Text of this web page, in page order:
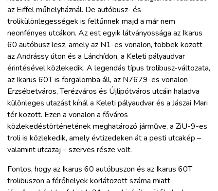
az Eiffel műhelyháznál. De autóbusz- és
trolikülönlegességek is feltűnnek majd a már nem
neonfényes utcákon. Az est egyik látványossága az Ikarus
60 autóbusz lesz, amely az N1-es vonalon, többek között
az Andrássy úton és a Lánchídon, a Keleti pályaudvar
érintésével közlekedik. A legendás típus trolibusz-változata,
az Ikarus 60T is forgalomba áll, az N7679-es vonalon
Erzsébetváros, Terézváros és Újlipótváros utcáin haladva
különleges utazást kínál a Keleti pályaudvar és a Jászai Mari
tér között. Ezen a vonalon a főváros
közlekedéstörténetének meghatározó járműve, a ZiU-9-es
troli is közlekedik, amely évtizedeken át a pesti utcakép –
valamint utcazaj – szerves része volt.
Fontos, hogy az Ikarus 60 autóbuszon és az Ikarus 60T
trolibuszon a férőhelyek korlátozott száma miatt